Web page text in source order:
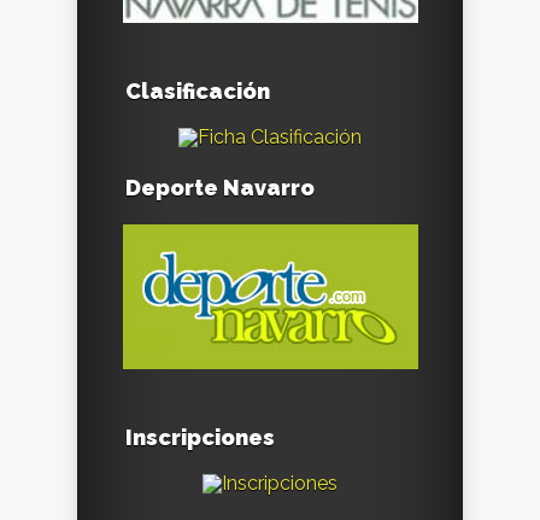
Clasificación
Deporte Navarro
Inscripciones